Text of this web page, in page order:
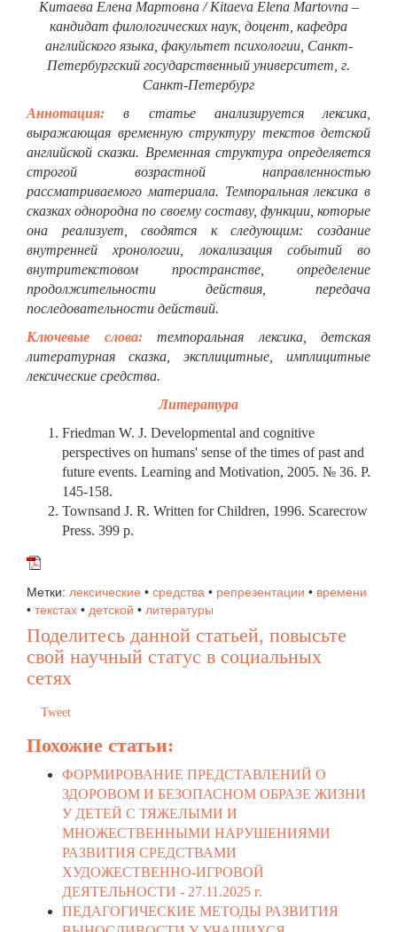
Китаева Елена Мартовна / Kitaeva Elena Martovna –
кандидат филологических наук, доцент, кафедра
английского языка, факультет психологии, Санкт-
Петербургский государственный университет, г.
Санкт-Петербург
Аннотация: в статье анализируется лексика,
выражающая временную структуру текстов детской
английской сказки. Временная структура определяется
строгой возрастной направленностью
рассматриваемого материала. Темпоральная лексика в
сказках однородна по своему составу, функции, которые
она реализует, сводятся к следующим: создание
внутренней хронологии, локализация событий во
внутритекстовом пространстве, определение
продолжительности действия, передача
последовательности действий.
Ключевые слова:темпоральная лексика, детская
литературная сказка, эксплицитные, имплицитные
лексические средства.
Литература
Friedman W. J. Developmental and cognitive
perspectives on humans' sense of the times of past and
future events. Learning and Motivation, 2005. № 36. P.
145-158.
Townsand J. R. Written for Children, 1996. Scarecrow
Press. 399 p.
Метки: лексические • средства • репрезентации • времени
• текстах • детской • литературы
Поделитесь данной статьей, повысьте
свой научный статус в социальных
сетях
Tweet
Похожие статьи:
ФОРМИРОВАНИЕ ПРЕДСТАВЛЕНИЙ О
ЗДОРОВОМ И БЕЗОПАСНОМ ОБРАЗЕ ЖИЗНИ
У ДЕТЕЙ С ТЯЖЕЛЫМИ И
МНОЖЕСТВЕННЫМИ НАРУШЕНИЯМИ
РАЗВИТИЯ СРЕДСТВАМИ
ХУДОЖЕСТВЕННО-ИГРОВОЙ
ДЕЯТЕЛЬНОСТИ - 27.11.2025 г.
ПЕДАГОГИЧЕСКИЕ МЕТОДЫ РАЗВИТИЯ